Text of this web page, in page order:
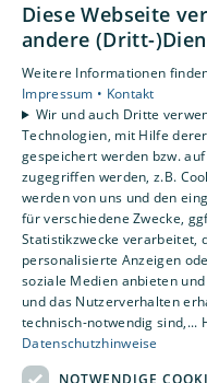
Unsere Bereiche
Privatkunden
Gewerbekunden
Karriere
Unternehmen
Kontakt
Diese Webseite
andere (Dritt-
Weitere Informationen
Impressum • Kontakt
Wir und auch Dritte
Technologien, mit Hilfe
gespeichert werden bzw.
zugegriffen werden, z.B.
werden von uns und den
für verschiedene Zwecke,
Statistikzwecke verarbeitet,
personalisierte Anzeigen
soziale Medien anbieten
und das Nutzerverhalten
technisch-notwendig sind,...
Datenschutzhinweise
NOTWENDIGE